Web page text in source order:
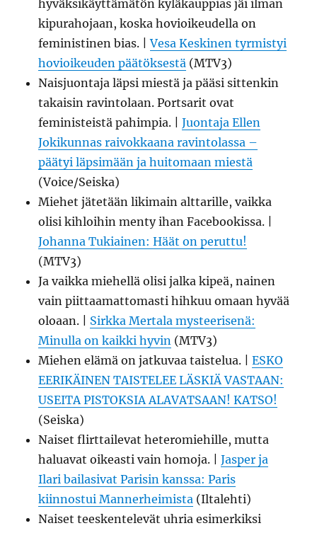
hyväksikäyttämätön kyläkauppias jäi ilman
kipurahojaan, koska hovioikeudella on
feministinen bias. |Vesa Keskinen tyrmistyi
hovioikeuden päätöksestä (MTV3)
Naisjuontaja läpsi miestä ja pääsi sittenkin
takaisin ravintolaan. Portsarit ovat
feministeistä pahimpia. |Juontaja Ellen
Jokikunnas raivokkaana ravintolassa –
päätyi läpsimään ja huitomaan miestä
(Voice/Seiska)
Miehet jätetään likimain alttarille, vaikka
olisi kihloihin menty ihan Facebookissa. |
Johanna Tukiainen: Häät on peruttu!
(MTV3)
Ja vaikka miehellä olisi jalka kipeä, nainen
vain piittaamattomasti hihkuu omaan hyvää
oloaan. | Sirkka Mertala mysteerisenä:
Minulla on kaikki hyvin (MTV3)
Miehen elämä on jatkuvaa taistelua. |ESKO
EERIKÄINEN TAISTELEE LÄSKIÄ VASTAAN:
USEITA PISTOKSIA ALAVATSAAN! KATSO!
(Seiska)
Naiset flirttailevat heteromiehille, mutta
haluavat oikeasti vain homoja. |Jasper ja
Ilari bailasivat Parisin kanssa: Paris
kiinnostui Mannerheimista (Iltalehti)
Naiset teeskentelevät uhria esimerkiksi